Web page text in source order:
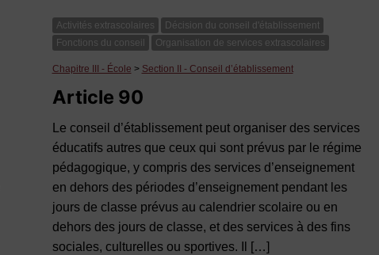
Activités extrascolaires
Décision du conseil d'établissement
Fonctions du conseil
Organisation de services extrascolaires
Chapitre III - École > Section II - Conseil d’établissement
Article 90
Le conseil d’établissement peut organiser des services
éducatifs autres que ceux qui sont prévus par le régime
pédagogique, y compris des services d’enseignement
en dehors des périodes d’enseignement pendant les
jours de classe prévus au calendrier scolaire ou en
dehors des jours de classe, et des services à des fins
sociales, culturelles ou sportives. Il […]